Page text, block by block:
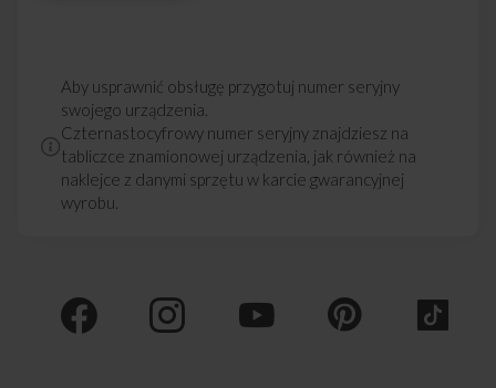
Aby usprawnić obsługę przygotuj numer seryjny
swojego urządzenia.
Czternastocyfrowy numer seryjny znajdziesz na
tabliczce znamionowej urządzenia, jak również na
naklejce z danymi sprzętu w karcie gwarancyjnej
wyrobu.